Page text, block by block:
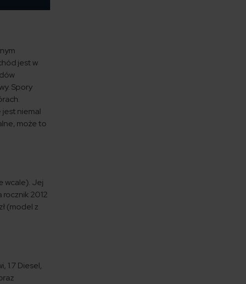
jest w
Spory
niemal
może to
wcale). Jej
2012
(model z
1.7 Diesel,